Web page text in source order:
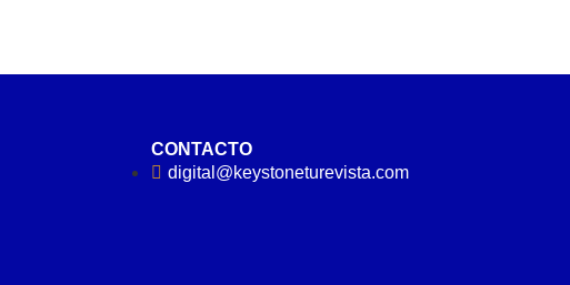
CONTACTO
digital@keystoneturevista.com